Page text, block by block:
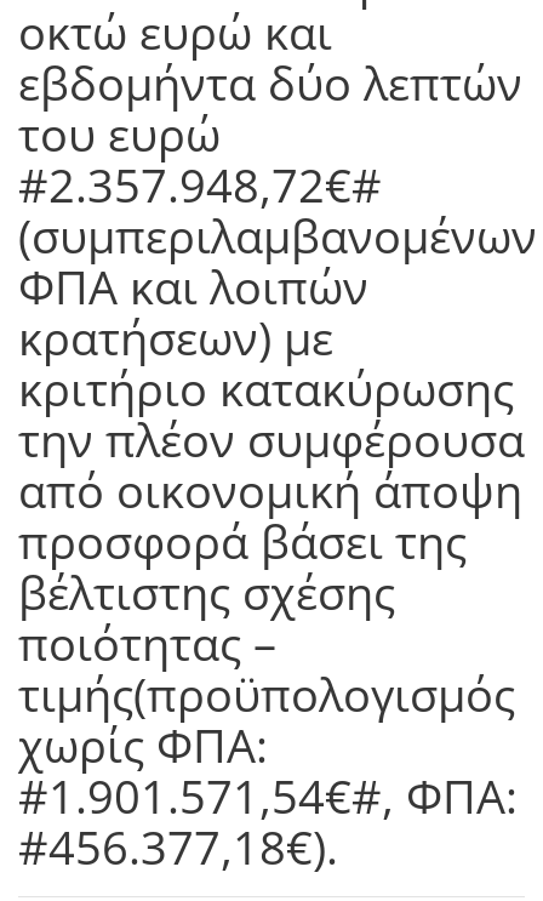
οκτώ ευρώ και
εβδομήντα δύο λεπτών
του ευρώ
#2.357.948,72€#
(συμπεριλαμβανομένων
ΦΠΑ και λοιπών
κρατήσεων) με
κριτήριο κατακύρωσης
την πλέον συμφέρουσα
από οικονομική άποψη
προσφορά βάσει της
βέλτιστης σχέσης
ποιότητας –
τιμής(προϋπολογισμός
χωρίς ΦΠΑ:
#1.901.571,54€#, ΦΠΑ:
#456.377,18€).